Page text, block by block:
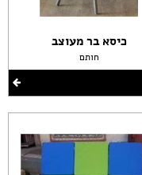
כיסא בר מעוצב
חותם